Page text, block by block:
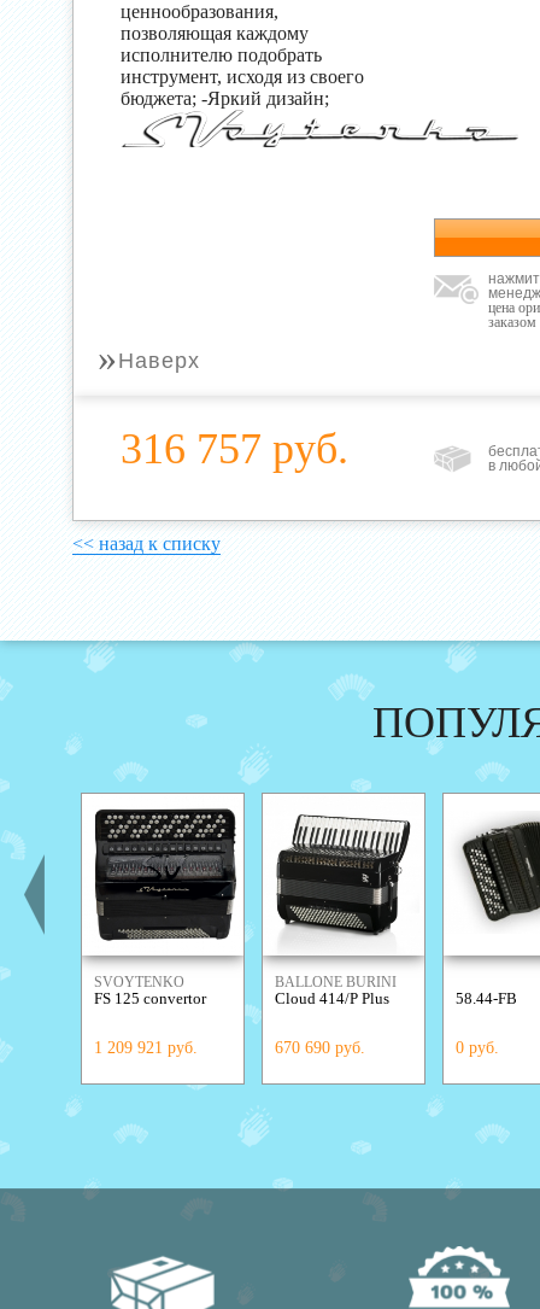
ценнообразования,
позволяющая каждому
исполнителю подобрать
инструмент, исходя из своего
бюджета; -Яркий дизайн;
цена
заказом
» Наверх
316 757 руб.
в
<< назад к списку
SVOYTENKO
ACCORDIONS
FS 125 convertor
1 209 921 руб.
BALLONE BURINI
Cloud 414/P Plus
670 690 руб.
58.44-FB
0 руб.